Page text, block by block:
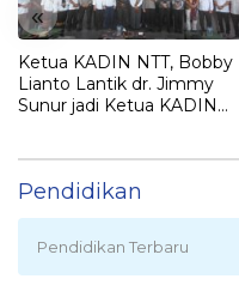
«
Ketua KADIN NTT, Bobby
Lianto Lantik dr. Jimmy
Sunur jadi Ketua KADIN
Pendidikan
Pendidikan Terbaru